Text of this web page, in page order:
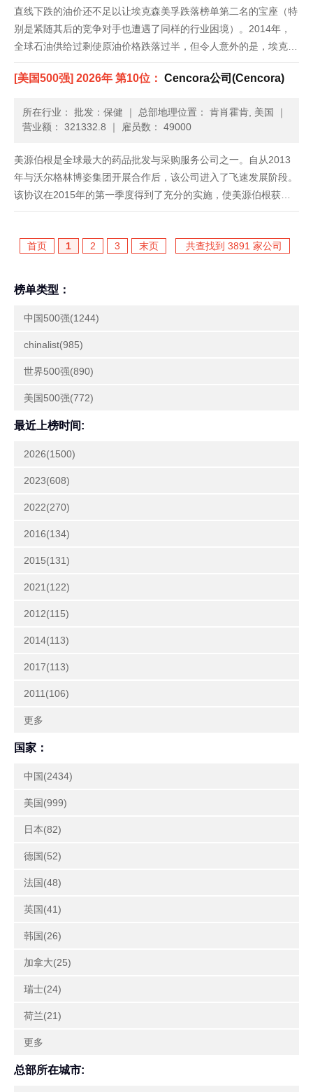
直线下跌的油价还不足以让埃克森美孚跌落榜单第二名的宝座（特
别是紧随其后的竞争对手也遭遇了同样的行业困境）。2014年，
全球石油供给过剩使原油价格跌落过半，但令人意外的是，埃克森
美孚2014年收入跌幅（6.1%）却小于2013年。其2014年净利润基
本同比持平，2013年则下跌27%。这家公司计划在美......
[美国500强] 2026年 第10位： Cencora公司(Cencora)
所在行业： 批发：保健 ｜ 总部地理位置： 肯肖霍肯, 美国
｜
营业额： 321332.8 ｜ 雇员数： 49000
美源伯根是全球最大的药品批发与采购服务公司之一。自从2013
年与沃尔格林博姿集团开展合作后，该公司进入了飞速发展阶段。
该协议在2015年的第一季度得到了充分的实施，使美源伯根获得
了一笔健康的利润，促进了收入的增加，未来还有更多预期收益。
用药物......
首页 1 2 3 末页 共查找到 3891 家公司
榜单类型：
中国500强(1244)
chinalist(985)
世界500强(890)
美国500强(772)
最近上榜时间:
2026(1500)
2023(608)
2022(270)
2016(134)
2015(131)
2021(122)
2012(115)
2014(113)
2017(113)
2011(106)
更多
国家：
中国(2434)
美国(999)
日本(82)
德国(52)
法国(48)
英国(41)
韩国(26)
加拿大(25)
瑞士(24)
荷兰(21)
更多
总部所在城市: